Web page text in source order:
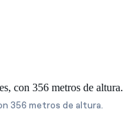
356 metros de altura.